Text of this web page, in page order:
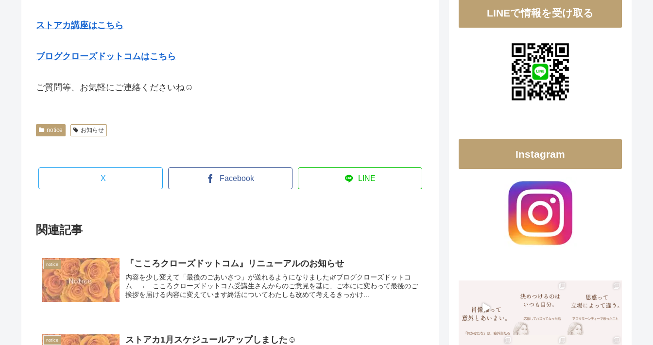
ストアカ講座はこちら
ブログクローズドットコムはこちら
ご質問等、お気軽にご連絡くださいね☺
notice お知らせ
X Facebook LINE
関連記事
notice 『こころクローズドットコム』リニューアルのお知らせ
内容を少し変えて「最後のごあいさつ」が送れるようになりました🌿ブログクローズドットコ
ム → こころクローズドットコム受講生さんからのご意見を基に、ご本にに変わって最後のご
挨拶を届ける内容に変えています終活についてわたしも改めて考えるきっかけ...
notice ストアカ1月スケジュールアップしました☺
LINEで情報を受け取る
Instagram